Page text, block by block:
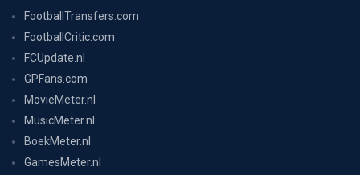
FootballTransfers.com
FootballCritic.com
FCUpdate.nl
GPFans.com
MovieMeter.nl
MusicMeter.nl
BoekMeter.nl
GamesMeter.nl